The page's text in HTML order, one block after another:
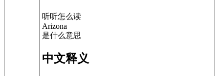
听听怎么读
Arizona
是什么意思
中文释义